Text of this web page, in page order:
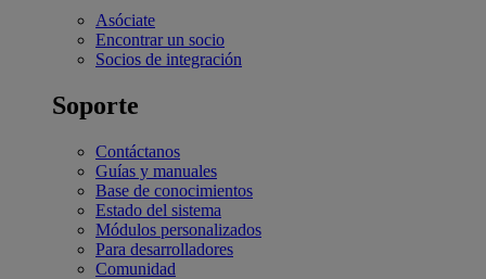
Asóciate
Encontrar un socio
Socios de integración
Soporte
Contáctanos
Guías y manuales
Base de conocimientos
Estado del sistema
Módulos personalizados
Para desarrolladores
Comunidad